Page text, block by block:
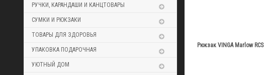
РУЧКИ, КАРАНДАШИ И КАНЦТОВАРЫ
СУМКИ И РЮКЗАКИ
ТОВАРЫ ДЛЯ ЗДОРОВЬЯ
УПАКОВКА ПОДАРОЧНАЯ
УЮТНЫЙ ДОМ
Рюкзак VINGA Marlow RCS